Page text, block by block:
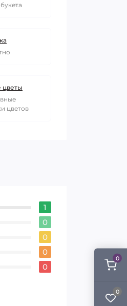
0
0
цветы
цветов
1
0
0
0
0